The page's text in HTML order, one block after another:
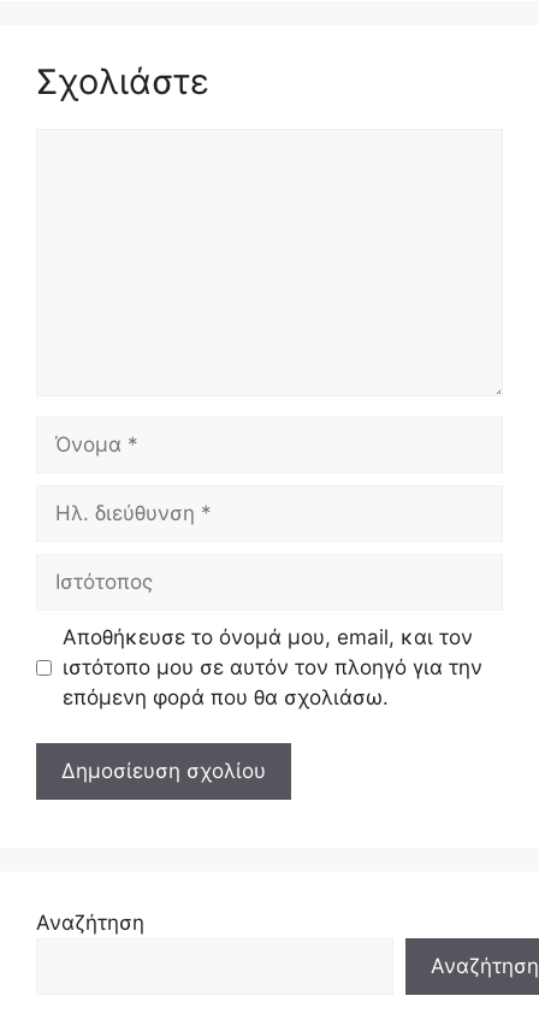
Σχολιάστε
διεύθυνση
Αποθήκευσε το όνομά μου, email, και τον
ιστότοπο μου σε αυτόν τον πλοηγό για την
επόμενη φορά που θα σχολιάσω.
Αναζήτηση
Αναζήτηση